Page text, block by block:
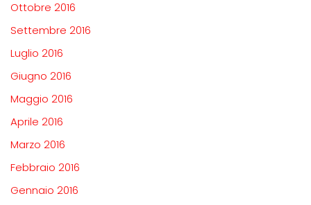
Ottobre 2016
Settembre 2016
Luglio 2016
Giugno 2016
Maggio 2016
Aprile 2016
Marzo 2016
Febbraio 2016
Gennaio 2016